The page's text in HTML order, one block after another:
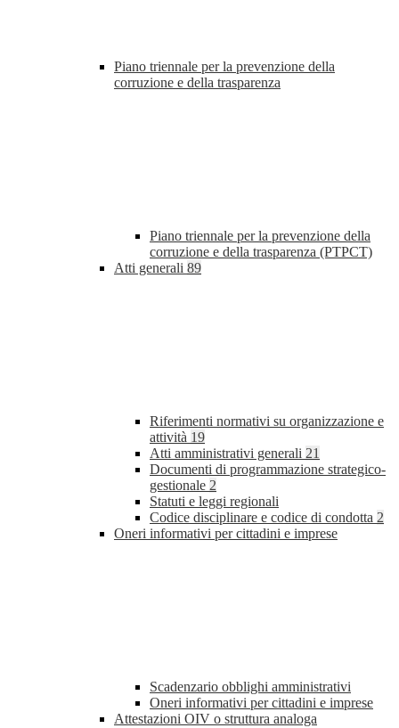
Piano triennale per la prevenzione della
corruzione e della trasparenza
Piano triennale per la prevenzione della
corruzione e della trasparenza (PTPCT)
Atti generali 89
Riferimenti normativi su organizzazione e
attività 19
Atti amministrativi generali 21
Documenti di programmazione strategico-
gestionale 2
Statuti e leggi regionali
Codice disciplinare e codice di condotta 2
Oneri informativi per cittadini e imprese
Scadenzario obblighi amministrativi
Oneri informativi per cittadini e imprese
Attestazioni OIV o struttura analoga